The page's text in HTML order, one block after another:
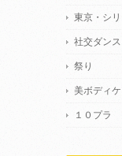
東京・シ
社交ダン
祭り
美ボディ
１０プラ